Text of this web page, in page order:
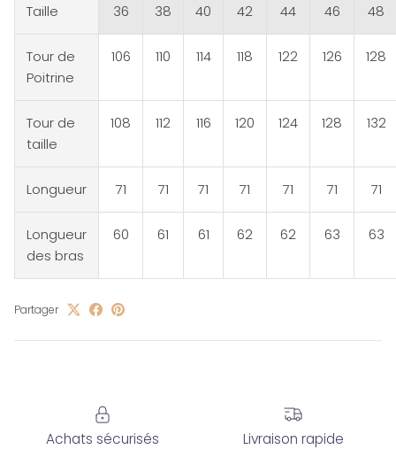
Taille 36 38 40 42 44 46 48
Tour de
Poitrine
106 110 114 118 122 126 128
Tour de
taille
108 112 116 120 124 128 132
Longueur 71 71 71 71 71 71 71
Longueur
des bras
60 61 61 62 62 63 63
Partager
Achats sécurisés Livraison rapide